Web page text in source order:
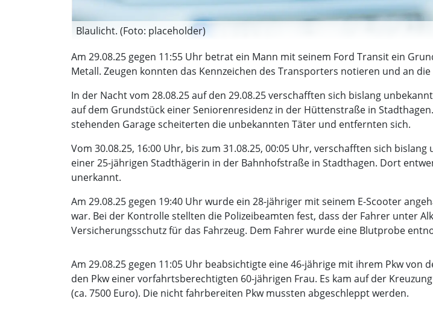
Blaulicht. (Foto: placeholder)
Am 29.08.25 gegen 11:55 Uhr betrat ein Mann mit seinem Ford Transit ein
Metall. Zeugen konnten das Kennzeichen des Transporters notieren und an
In der Nacht vom 28.08.25 auf den 29.08.25 verschafften sich bislang
auf dem Grundstück einer Seniorenresidenz in der Hüttenstraße in
stehenden Garage scheiterten die unbekannten Täter und entfernten sich.
Vom 30.08.25, 16:00 Uhr, bis zum 31.08.25, 00:05 Uhr, verschafften sich
einer 25-jährigen Stadthägerin in der Bahnhofstraße in Stadthagen. Dort
unerkannt.
Am 29.08.25 gegen 19:40 Uhr wurde ein 28-jähriger mit seinem E-Scooter
war. Bei der Kontrolle stellten die Polizeibeamten fest, dass der Fahrer unter
Versicherungsschutz für das Fahrzeug. Dem Fahrer wurde eine Blutprobe
Am 29.08.25 gegen 11:05 Uhr beabsichtigte eine 46-jährige mit ihrem Pkw von
den Pkw einer vorfahrtsberechtigten 60-jährigen Frau. Es kam auf der
(ca. 7500 Euro). Die nicht fahrbereiten Pkw mussten abgeschleppt werden.